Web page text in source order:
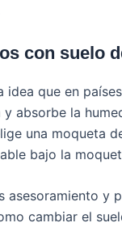
con suelo
idea que en
y absorbe la
una moqueta
bajo la
asesoramiento y
cambiar el